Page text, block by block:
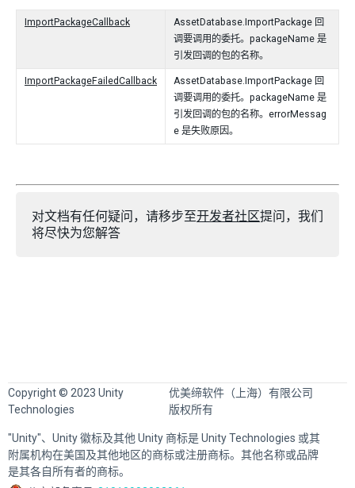
ImportPackageCallback
AssetDatabase.ImportPackage 回
调要调用的委托。packageName 是
引发回调的包的名称。
ImportPackageFailedCallback
AssetDatabase.ImportPackage 回
调要调用的委托。packageName 是
引发回调的包的名称。errorMessag
e 是失败原因。
对文档有任何疑问，请移步至开发者社区提问，我们
将尽快为您解答
Copyright © 2023 Unity
Technologies
优美缔软件（上海）有限公司
版权所有
"Unity"、Unity 徽标及其他 Unity 商标是 Unity Technologies 或其
附属机构在美国及其他地区的商标或注册商标。其他名称或品牌
是其各自所有者的商标。